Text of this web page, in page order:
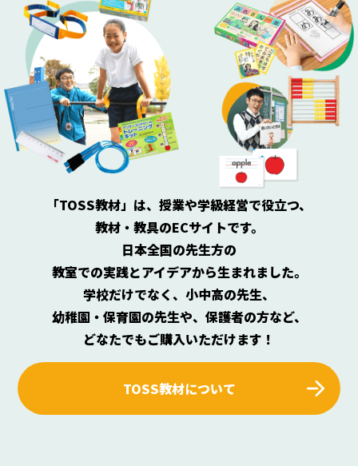
「TOSS教材」は、授業や学級経営で役立つ、
教材・教具のECサイトです。
日本全国の先生方の
教室での実践とアイデアから生まれました。
学校だけでなく、小中高の先生、
幼稚園・保育園の先生や、保護者の方など、
どなたでもご購入いただけます！
TOSS教材について